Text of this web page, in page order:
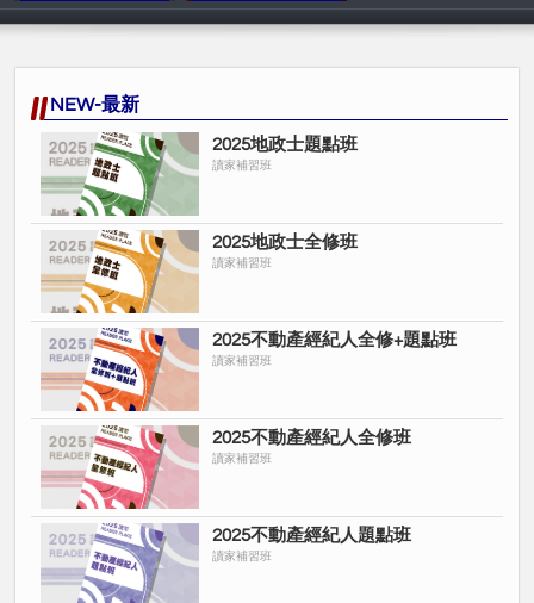
讀家補習班 讀家補習班
NEW-最新
2025地政士題點班
讀家補習班
2025地政士全修班
讀家補習班
2025不動產經紀人全修+題點班
讀家補習班
2025不動產經紀人全修班
讀家補習班
2025不動產經紀人題點班
讀家補習班